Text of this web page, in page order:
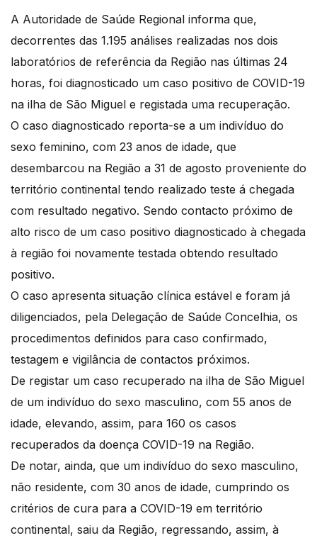
A Autoridade de Saúde Regional informa que,
decorrentes das 1.195 análises realizadas nos dois
laboratórios de referência da Região nas últimas 24
horas, foi diagnosticado um caso positivo de COVID-19
na ilha de São Miguel e registada uma recuperação.
O caso diagnosticado reporta-se a um indivíduo do
sexo feminino, com 23 anos de idade, que
desembarcou na Região a 31 de agosto proveniente do
território continental tendo realizado teste á chegada
com resultado negativo. Sendo contacto próximo de
alto risco de um caso positivo diagnosticado à chegada
à região foi novamente testada obtendo resultado
positivo.
O caso apresenta situação clínica estável e foram já
diligenciados, pela Delegação de Saúde Concelhia, os
procedimentos definidos para caso confirmado,
testagem e vigilância de contactos próximos.
De registar um caso recuperado na ilha de São Miguel
de um indivíduo do sexo masculino, com 55 anos de
idade, elevando, assim, para 160 os casos
recuperados da doença COVID-19 na Região.
De notar, ainda, que um indivíduo do sexo masculino,
não residente, com 30 anos de idade, cumprindo os
critérios de cura para a COVID-19 em território
continental, saiu da Região, regressando, assim, à